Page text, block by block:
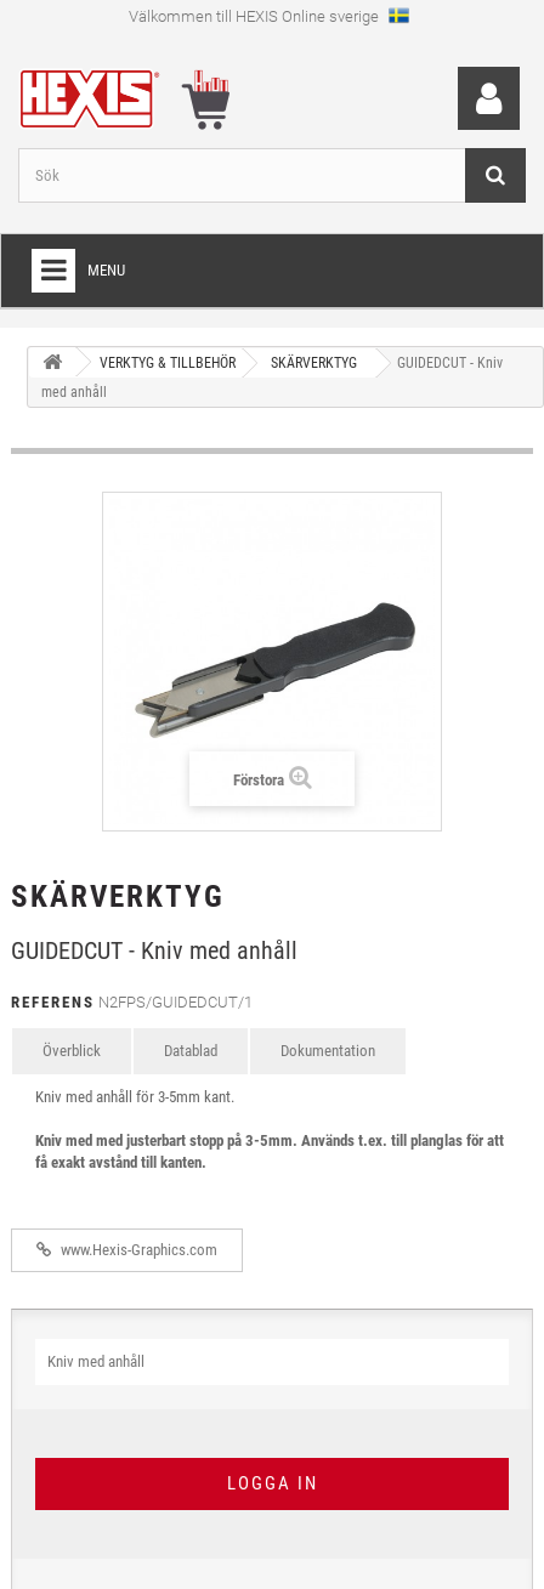
Välkommen till HEXIS Online sverige
MENU
WRAPFOLIE
VERKTYG & TILLBEHÖR SKÄRVERKTYG
GUIDEDCUT - Kniv
med anhåll
Förstora
SKÄRVERKTYG
GUIDEDCUT - Kniv med anhåll
REFERENS N2FPS/GUIDEDCUT/1
Överblick Datablad Dokumentation
Kniv med anhåll för 3-5mm kant.
Kniv med med justerbart stopp på 3-5mm. Används t.ex. till planglas för att
få exakt avstånd till kanten.
www.Hexis-Graphics.com
Kniv med anhåll
LOGGA IN